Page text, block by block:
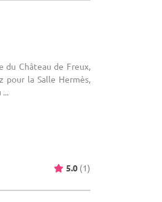
du Château de Freux,
pour la Salle Hermès,
5.0 (1)